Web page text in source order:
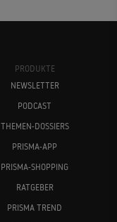
PRODUKTE
NEWSLETTER
PODCAST
THEMEN-DOSSIERS
PRISMA-APP
PRISMA-SHOPPING
RATGEBER
PRISMA TREND